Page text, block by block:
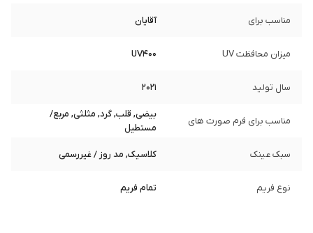
مناسب برای آقایان
میزان محافظت UV UV400
سال تولید 2021
مناسب برای فرم صورت های
بیضی, قلب, گرد, مثلثی, مربع/
مستطیل
سبک عینک کلاسیک, مد روز / غیررسمی
نوع فریم تمام فریم